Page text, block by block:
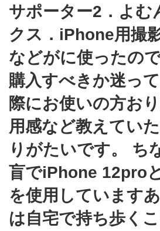
サポーター2．よむ
クス．iPhone用撮
などがに使ったの
購入すべきか迷っ
際にお使いの方お
用感など教えてい
りがたいです。 ち
盲でiPhone 12pro
を使用しています
は自宅で持ち歩く